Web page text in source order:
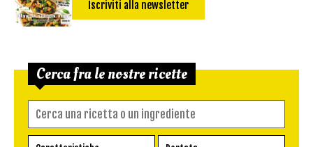
Iscriviti alla newsletter
Cerca fra le nostre ricette